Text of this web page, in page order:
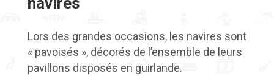
Lors des grandes occasions, les navires sont
« pavoisés », décorés de l’ensemble de leurs
pavillons disposés en guirlande.